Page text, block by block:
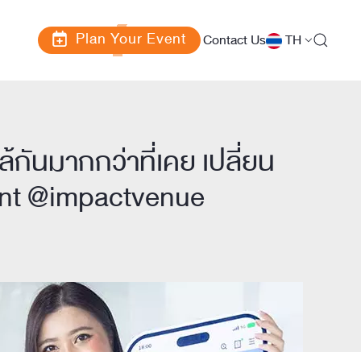
Plan Your Event Contact Us TH
นมากกว่าที่เคย เปลี่ยน
@impactvenue